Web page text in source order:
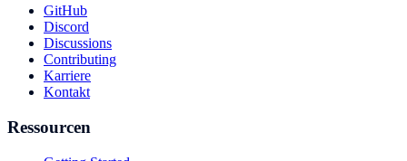
GitHub
Discord
Discussions
Contributing
Karriere
Kontakt
Ressourcen